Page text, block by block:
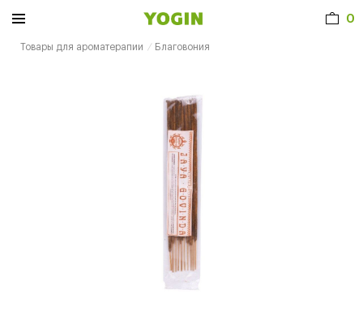
0
Товары для ароматерапии Благовония